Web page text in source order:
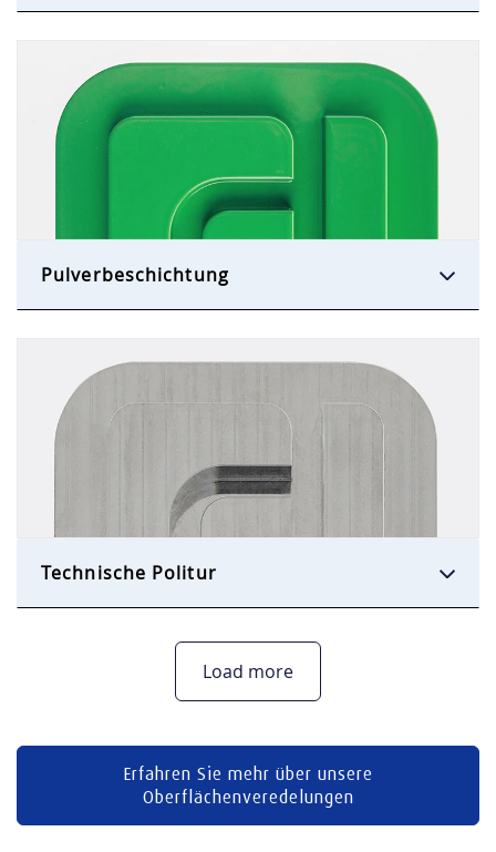
Pulverbeschichtung
Technische Politur
Load more
Erfahren Sie mehr über unsere
Oberflächenveredelungen